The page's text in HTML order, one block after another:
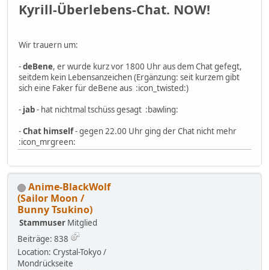
Kyrill-Überlebens-Chat. NOW!
Wir trauern um:
-deBene, er wurde kurz vor 1800 Uhr aus dem Chat gefegt,
seitdem kein Lebensanzeichen (Ergänzung: seit kurzem gibt
sich eine Faker für deBene aus :icon_twisted:)
- jab- hat nichtmal tschüss gesagt :bawling:
-Chat himself- gegen 22.00 Uhr ging der Chat nicht mehr
:icon_mrgreen:
Anime-BlackWolf
(Sailor Moon /
Bunny Tsukino)
Stammuser Mitglied
Beiträge: 838
Location: Crystal-Tokyo /
Mondrückseite